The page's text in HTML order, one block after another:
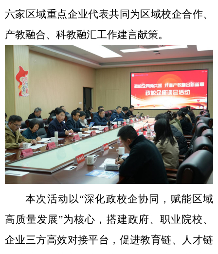
六家区域重点企业代表共同为区域校企合作、
产教融合、科教融汇工作建言献策。
本次活动以“深化政校企协同，赋能区域
高质量发展”为核心，搭建政府、职业院校、
企业三方高效对接平台，促进教育链、人才链